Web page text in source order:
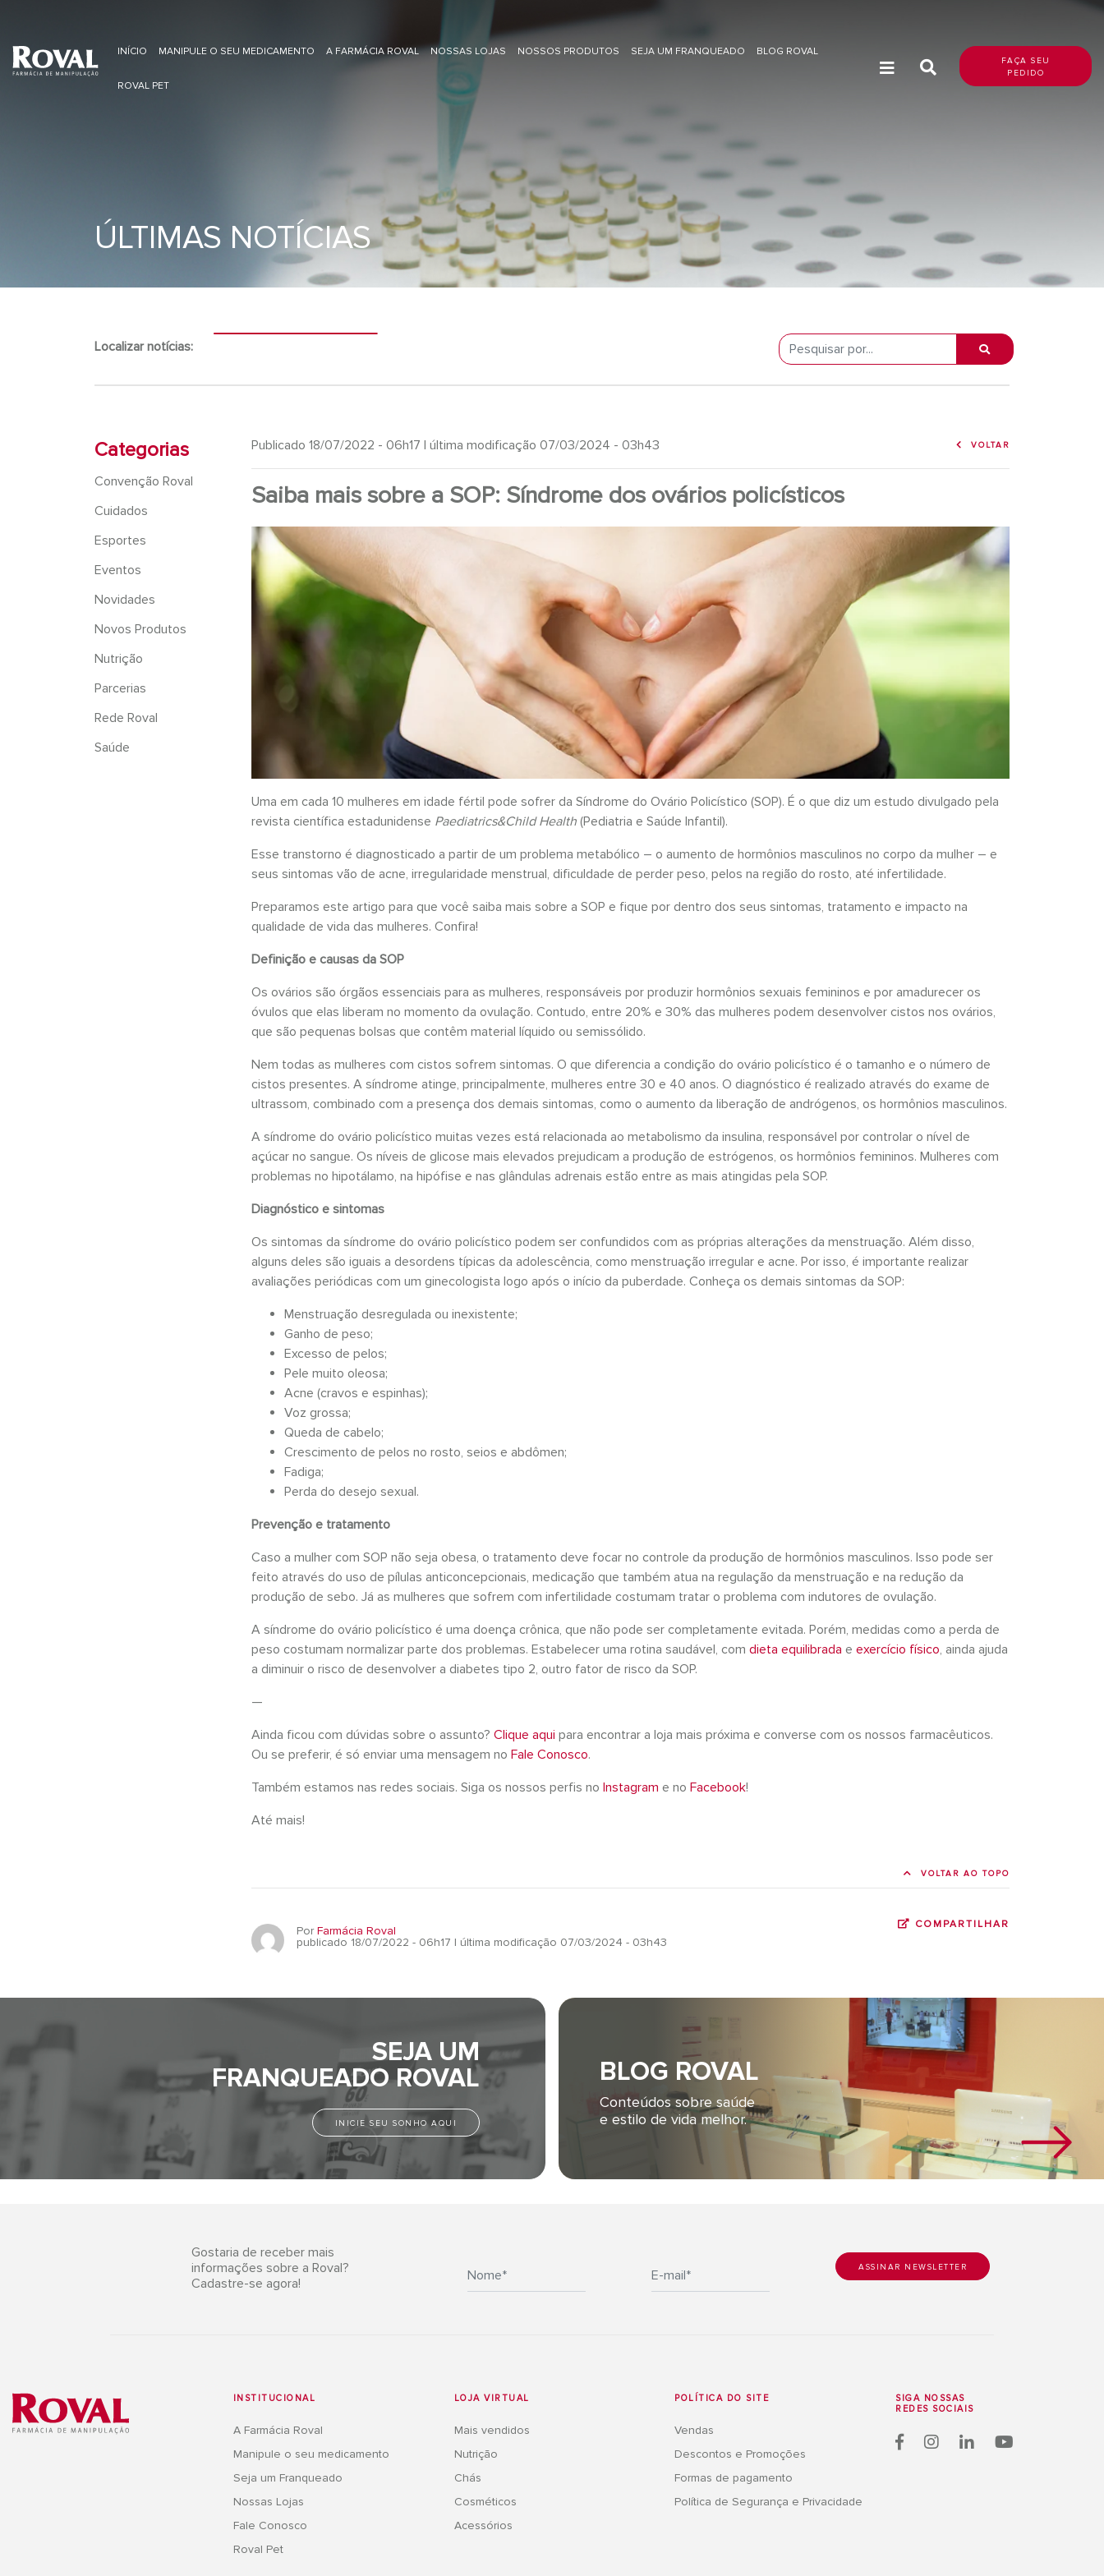
INÍCIO MANIPULE O SEU MEDICAMENTO A FARMÁCIA ROVAL NOSSAS LOJAS NOSSOS PRODUTOS SEJA UM FRANQUEADO BLOG ROVAL
ROVAL PET
FAÇA SEU
PEDIDO
ÚLTIMAS NOTÍCIAS
Localizar notícias:
Categorias
Convenção Roval
Cuidados
Esportes
Eventos
Novidades
Novos Produtos
Nutrição
Parcerias
Rede Roval
Saúde
VOLTAR
Publicado 18/07/2022 - 06h17 | última modificação 07/03/2024 - 03h43
Saiba mais sobre a SOP: Síndrome dos ovários policísticos
Uma em cada 10 mulheres em idade fértil pode sofrer da Síndrome do Ovário Policístico (SOP). É o que diz um estudo divulgado pela
revista científica estadunidense Paediatrics&Child Health(Pediatria e Saúde Infantil).
Esse transtorno é diagnosticado a partir de um problema metabólico – o aumento de hormônios masculinos no corpo da mulher – e
seus sintomas vão de acne, irregularidade menstrual, dificuldade de perder peso, pelos na região do rosto, até infertilidade.
Preparamos este artigo para que você saiba mais sobre a SOP e fique por dentro dos seus sintomas, tratamento e impacto na
qualidade de vida das mulheres. Confira!
Definição e causas da SOP
Os ovários são órgãos essenciais para as mulheres, responsáveis por produzir hormônios sexuais femininos e por amadurecer os
óvulos que elas liberam no momento da ovulação. Contudo, entre 20% e 30% das mulheres podem desenvolver cistos nos ovários,
que são pequenas bolsas que contêm material líquido ou semissólido.
Nem todas as mulheres com cistos sofrem sintomas. O que diferencia a condição do ovário policístico é o tamanho e o número de
cistos presentes. A síndrome atinge, principalmente, mulheres entre 30 e 40 anos. O diagnóstico é realizado através do exame de
ultrassom, combinado com a presença dos demais sintomas, como o aumento da liberação de andrógenos, os hormônios masculinos.
A síndrome do ovário policístico muitas vezes está relacionada ao metabolismo da insulina, responsável por controlar o nível de
açúcar no sangue. Os níveis de glicose mais elevados prejudicam a produção de estrógenos, os hormônios femininos. Mulheres com
problemas no hipotálamo, na hipófise e nas glândulas adrenais estão entre as mais atingidas pela SOP.
Diagnóstico e sintomas
Os sintomas da síndrome do ovário policístico podem ser confundidos com as próprias alterações da menstruação. Além disso,
alguns deles são iguais a desordens típicas da adolescência, como menstruação irregular e acne. Por isso, é importante realizar
avaliações periódicas com um ginecologista logo após o início da puberdade. Conheça os demais sintomas da SOP:
Menstruação desregulada ou inexistente;
Ganho de peso;
Excesso de pelos;
Pele muito oleosa;
Acne (cravos e espinhas);
Voz grossa;
Queda de cabelo;
Crescimento de pelos no rosto, seios e abdômen;
Fadiga;
Perda do desejo sexual.
Prevenção e tratamento
Caso a mulher com SOP não seja obesa, o tratamento deve focar no controle da produção de hormônios masculinos. Isso pode ser
feito através do uso de pílulas anticoncepcionais, medicação que também atua na regulação da menstruação e na redução da
produção de sebo. Já as mulheres que sofrem com infertilidade costumam tratar o problema com indutores de ovulação.
A síndrome do ovário policístico é uma doença crônica, que não pode ser completamente evitada. Porém, medidas como a perda de
peso costumam normalizar parte dos problemas. Estabelecer uma rotina saudável, com dieta equilibrada e exercício físico, ainda ajuda
a diminuir o risco de desenvolver a diabetes tipo 2, outro fator de risco da SOP.
—
Ainda ficou com dúvidas sobre o assunto? Clique aqui para encontrar a loja mais próxima e converse com os nossos farmacêuticos.
Ou se preferir, é só enviar uma mensagem no Fale Conosco.
Também estamos nas redes sociais. Siga os nossos perfis no Instagram e no Facebook!
Até mais!
VOLTAR AO TOPO
COMPARTILHAR
PorFarmácia Roval
publicado 18/07/2022 - 06h17 | última modificação 07/03/2024 - 03h43
SEJA UM
FRANQUEADO ROVAL
INICIE SEU SONHO AQUI
BLOG ROVAL
Conteúdos sobre saúde
e estilo de vida melhor.
Gostaria de receber mais
informações sobre a Roval?
Cadastre-se agora!
INSTITUCIONAL
A Farmácia Roval
Manipule o seu medicamento
Seja um Franqueado
Nossas Lojas
Fale Conosco
Roval Pet
LOJA VIRTUAL
Mais vendidos
Nutrição
Chás
Cosméticos
Acessórios
POLÍTICA DO SITE
Vendas
Descontos e Promoções
Formas de pagamento
Política de Segurança e Privacidade
SIGA NOSSAS
REDES SOCIAIS